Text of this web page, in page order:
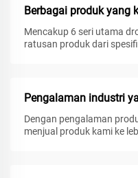
Berbagai produk yang
Mencakup 6 seri utama
ratusan produk dari
Pengalaman industri
Dengan pengalaman
menjual produk kami ke